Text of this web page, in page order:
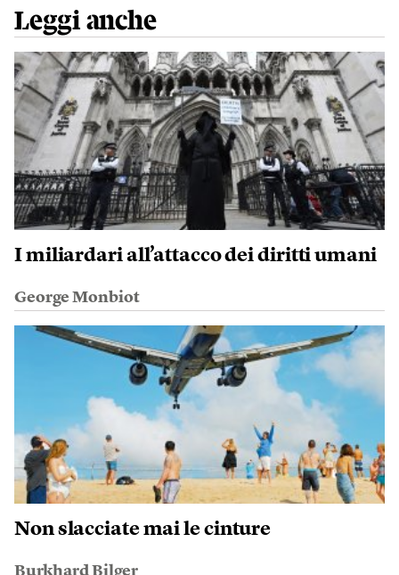
Leggi anche
I miliardari all’attacco dei diritti umani
George Monbiot
Non slacciate mai le cinture
Burkhard Bilger